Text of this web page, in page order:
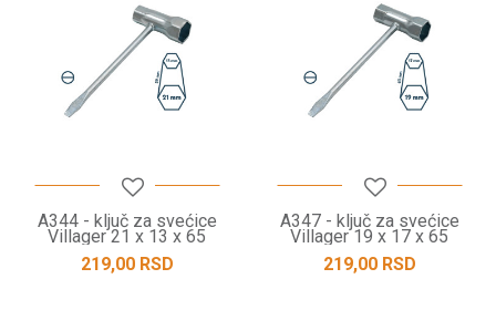
A344 - ključ za svećice
Villager 21 x 13 x 65
219,00 RSD
A347 - ključ za svećice
Villager 19 x 17 x 65
219,00 RSD